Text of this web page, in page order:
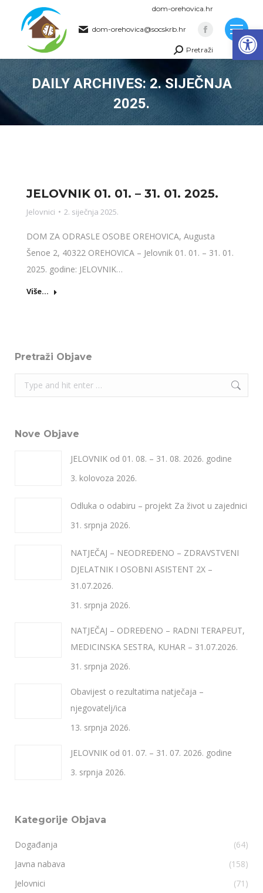
dom-orehovica.hr
dom-orehovica@socskrb.hr
Facebook
page
opens
in
Search:Pretraži
DAILY ARCHIVES:2. SIJEČNJA
2025.
You are here:
JELOVNIK 01. 01. – 31. 01. 2025.
Jelovnici 2. siječnja 2025.
DOM ZA ODRASLE OSOBE OREHOVICA, Augusta
Šenoe 2, 40322 OREHOVICA – Jelovnik 01. 01. – 31. 01.
2025. godine: JELOVNIK…
Više...
Pretraži Objave
Search:
Nove Objave
JELOVNIK od 01. 08. – 31. 08. 2026. godine
3. kolovoza 2026.
Odluka o odabiru – projekt Za život u zajednici
31. srpnja 2026.
NATJEČAJ – NEODREĐENO – ZDRAVSTVENI
DJELATNIK I OSOBNI ASISTENT 2X –
31.07.2026.
31. srpnja 2026.
NATJEČAJ – ODREĐENO – RADNI TERAPEUT,
MEDICINSKA SESTRA, KUHAR – 31.07.2026.
31. srpnja 2026.
Obavijest o rezultatima natječaja –
njegovatelj/ica
13. srpnja 2026.
JELOVNIK od 01. 07. – 31. 07. 2026. godine
3. srpnja 2026.
Kategorije Objava
Događanja
(64)
Javna nabava
(158)
Jelovnici
(71)